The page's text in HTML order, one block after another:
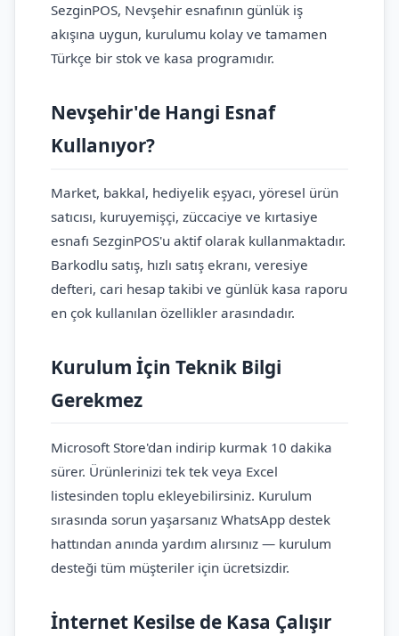
SezginPOS, Nevşehir esnafının günlük iş
akışına uygun, kurulumu kolay ve tamamen
Türkçe bir stok ve kasa programıdır.
Nevşehir'de Hangi Esnaf
Kullanıyor?
Market, bakkal, hediyelik eşyacı, yöresel ürün
satıcısı, kuruyemişçi, züccaciye ve kırtasiye
esnafı SezginPOS'u aktif olarak kullanmaktadır.
Barkodlu satış, hızlı satış ekranı, veresiye
defteri, cari hesap takibi ve günlük kasa raporu
en çok kullanılan özellikler arasındadır.
Kurulum İçin Teknik Bilgi
Gerekmez
Microsoft Store'dan indirip kurmak 10 dakika
sürer. Ürünlerinizi tek tek veya Excel
listesinden toplu ekleyebilirsiniz. Kurulum
sırasında sorun yaşarsanız WhatsApp destek
hattından anında yardım alırsınız — kurulum
desteği tüm müşteriler için ücretsizdir.
İnternet Kesilse de Kasa Çalışır